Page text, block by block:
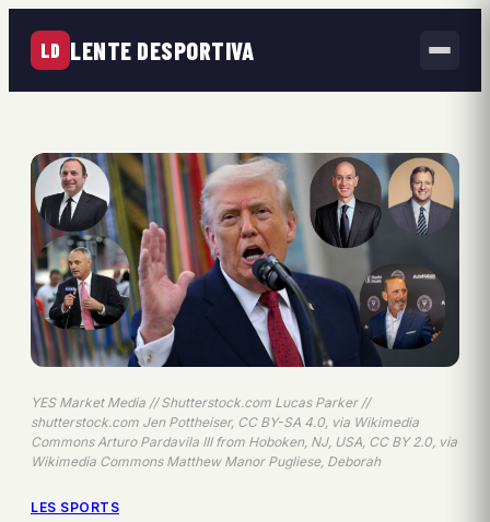
LD LENTE DESPORTIVA
YES Market Media // Shutterstock.com Lucas Parker //
shutterstock.com Jen Pottheiser, CC BY-SA 4.0, via Wikimedia
Commons Arturo Pardavila III from Hoboken, NJ, USA, CC BY 2.0, via
Wikimedia Commons Matthew Manor Pugliese, Deborah
LES SPORTS